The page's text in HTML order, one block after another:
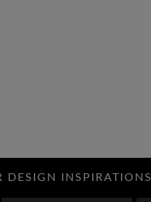
DESIGN INSPIRATIONS